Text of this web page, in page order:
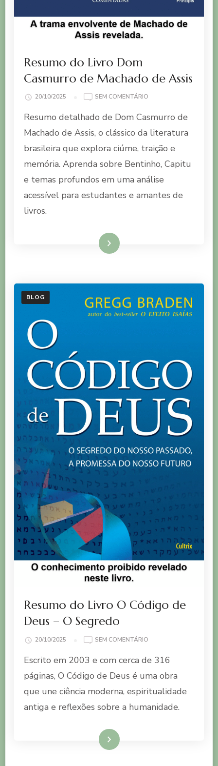
Resumo do Livro Dom
Casmurro de Machado de Assis
20/10/2025 SEM COMENTÁRIO
DO
DOM
CASMURRO
MACHADO
DE
Resumo detalhado de Dom Casmurro de
Machado de Assis, o clássico da literatura
brasileira que explora ciúme, traição e
memória. Aprenda sobre Bentinho, Capitu
e temas profundos em uma análise
acessível para estudantes e amantes de
livros.
Ler mais
BLOG
Resumo do Livro O Código de
Deus – O Segredo
20/10/2025 SEM COMENTÁRIO
DO
O
CÓDIGO
DEUS
Escrito em 2003 e com cerca de 316
páginas, O Código de Deus é uma obra
que une ciência moderna, espiritualidade
antiga e reflexões sobre a humanidade.
Ler mais